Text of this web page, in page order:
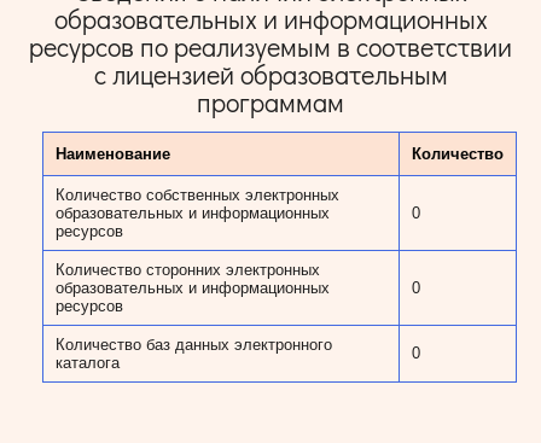
образовательных и информационных
ресурсов по реализуемым в соответствии
с лицензией образовательным
программам
Наименование Количество
Количество собственных электронных
образовательных и информационных
ресурсов
0
Количество сторонних электронных
образовательных и информационных
ресурсов
0
Количество баз данных электронного
каталога
0